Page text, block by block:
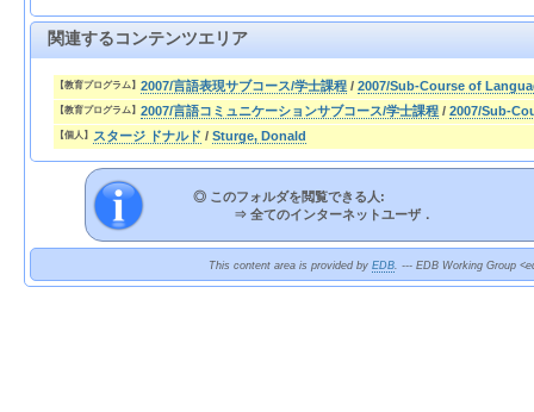
関連するコンテンツエリア
【教育プログラム】 2007/言語表現サブコース/学士課程 / 2007/Sub-Course of
【教育プログラム】 2007/言語コミュニケーションサブコース/学士課程 / 2007/Sub-
【個人】 スタージ ドナルド / Sturge, Donald
◎ このフォルダを閲覧できる人:
⇒ 全てのインターネットユーザ．
This content area is provided by EDB. --- EDB Working Group